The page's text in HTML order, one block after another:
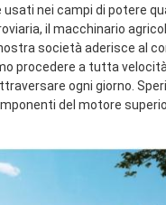
nei campi di potere
il macchinario
società aderisce al
procedere a tutta
ogni giorno.
del motore